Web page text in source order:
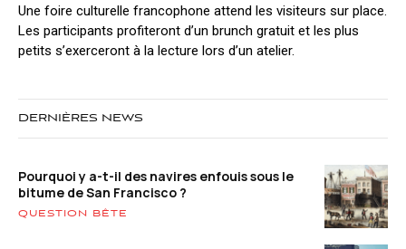
Une foire culturelle francophone attend les visiteurs sur place.
Les participants profiteront d’un brunch gratuit et les plus
petits s’exerceront à la lecture lors d’un atelier.
DERNIÈRES NEWS
Pourquoi y a-t-il des navires enfouis sous le
bitume de San Francisco ?
QUESTION BÊTE